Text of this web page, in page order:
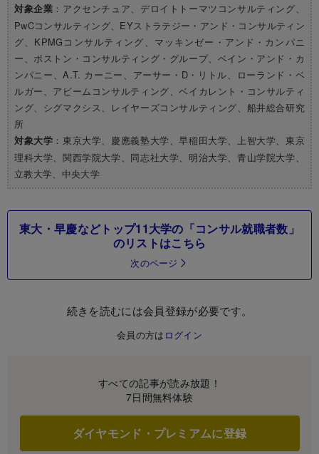
対象企業 ：アクセンチュア、デロイトトーマツコンサルティング、
PwCコンサルティング、EYストラテジー・アンド・コンサルティン
グ、KPMGコンサルティング、マッキンゼー・アンド・カンパニ
ー、ボストン・コンサルティング・グループ、ベイン・アンド・カ
ンパニー、A.T. カーニー、アーサー・D・リトル、ローランド・ベ
ルガー、アビームコンサルティング、ベイカレント・コンサルティ
ング、シグマクシス、レイヤーズコンサルティング、船井総合研究
所
対象大学 ：東京大学、慶應義塾大学、早稲田大学、上智大学、東京
理科大学、関西学院大学、同志社大学、明治大学、青山学院大学、
立教大学、中央大学
東大・早慶などトップ11大学の「コンサル就職者数」
のリストはこちら
次のページ
続きを読むには会員登録が必要です。
会員の方は ログイン
すべての記事が読み放題！
7日間無料体験
ダイヤモンド・プレミアムに登録